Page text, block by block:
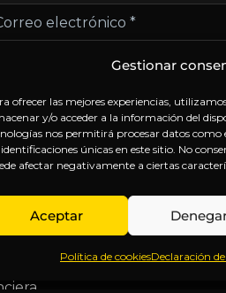
Gestionar
ofrecer las mejores experiencias,
y/o acceder a la información del
nos permitirá procesar datos
identificaciones únicas en este sitio. No
afectar negativamente a ciertas
Aceptar
Política de cookiesDeclaración